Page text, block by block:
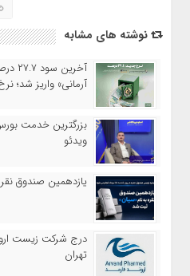
نوشته های مشابه
آرمانی» واریز شد؛ نرخ
بزرگترین خدمت
ویدئو
یازدهمین صندوق
درج شرکت زیست
تهران